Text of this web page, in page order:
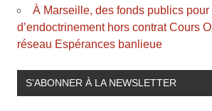
À Marseille, des fonds publics
d’endoctrinement hors contrat Cours
réseau Espérances banlieue
S’ABONNER À LA NEWSLETTER